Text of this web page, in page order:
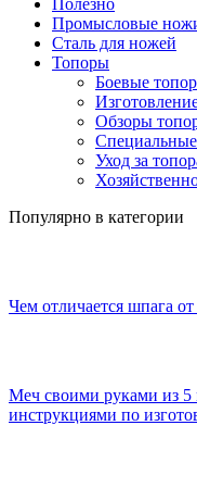
Полезно
Промысловые
Сталь для ножей
Топоры
Боевые
Обзоры
Уход за
Популярно в категории
Чем отличается шпага
Меч своими руками из 5
инструкциями по